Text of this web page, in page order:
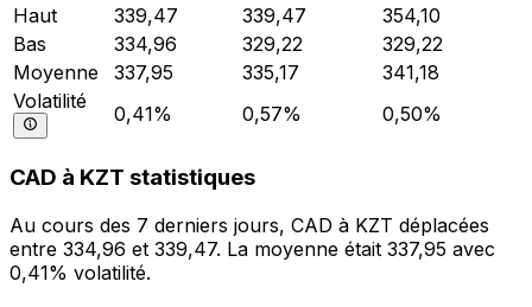
Haut
339,47 339,47
354,10
Bas
334,96 329,22
329,22
Moyenne
337,95 335,17
341,18
Volatilité
0,41% 0,57% 0,50%
CAD à KZT statistiques
Au cours des 7 derniers jours, CAD à KZT déplacées
entre 334,96 et 339,47. La moyenne était 337,95 avec
0,41% volatilité.